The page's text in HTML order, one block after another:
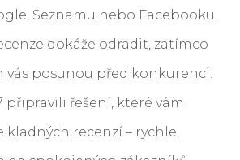
Seznamu nebo Facebooku.
dokáže odradit, zatímco
vás posunou před konkurenci.
připravili řešení, které vám
kladných recenzí – rychle,